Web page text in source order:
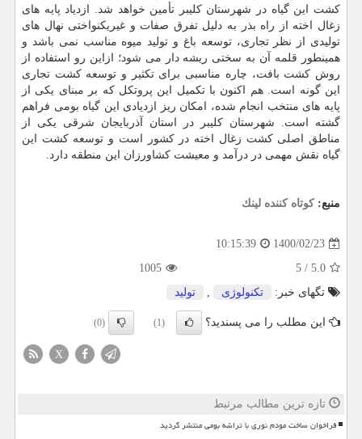
کشت این گیاه در شهرستان کلیبر تأمین خواهد شد. ازدیاد پایه های
زغال اخته از راه بذر به دلیل تفرق صفات و غیریکنواختی نهال های
تولیدی از نظر تجاری، توسعه باغ و تولید میوه مناسب نمی باشد و
همینطور قلمه آن به سختی ریشه دار می شود؛ ازاین رو استفاده از
روش کشت بافت، چاره مناسبی برای تکثیر و توسعه کشت تجاری
این گونه است. هم اکنون با تکمیل این پروتکل که بر مبنای یکی از
پایه های منتخب انجام شده، امکان ریز ازدیادی این گیاه بومی فراهم
گشته است. شهرستان کلیبر در استان آذربایجان شرقی یکی از
مناطق اصلی کشت زغال اخته در کشور است و توسعه کشت این
گیاه نقش مهمی در درآمد و معیشت کشاورزان این منطقه دارد.
منبع:كوتاه كننده لینك
1400/02/23
10:15:39
5.0
/
5
1005
تگهای خبر:
تكنولوژی , تولید
این مطلب را می پسندید؟ (1)
(0)
X
تازه ترین مطالب مرتبط
فراخوان ساخت مودم نوری با تراشه بومی منتشر گردید